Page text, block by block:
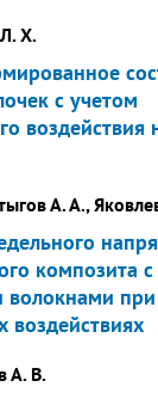
Х.
с учетом
воздействия
А. А.,
композита с
при
воздействиях
А. В.